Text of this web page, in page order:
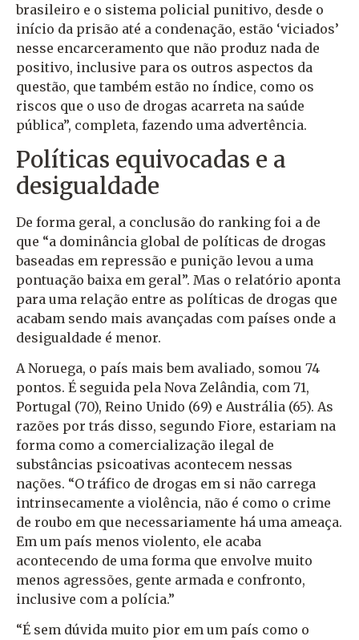
brasileiro e o sistema policial punitivo, desde o
início da prisão até a condenação, estão ‘viciados’
nesse encarceramento que não produz nada de
positivo, inclusive para os outros aspectos da
questão, que também estão no índice, como os
riscos que o uso de drogas acarreta na saúde
pública”, completa, fazendo uma advertência.
Políticas equivocadas e a
desigualdade
De forma geral, a conclusão do ranking foi a de
que “a dominância global de políticas de drogas
baseadas em repressão e punição levou a uma
pontuação baixa em geral”. Mas o relatório aponta
para uma relação entre as políticas de drogas que
acabam sendo mais avançadas com países onde a
desigualdade é menor.
A Noruega, o país mais bem avaliado, somou 74
pontos. É seguida pela Nova Zelândia, com 71,
Portugal (70), Reino Unido (69) e Austrália (65). As
razões por trás disso, segundo Fiore, estariam na
forma como a comercialização ilegal de
substâncias psicoativas acontecem nessas
nações. “O tráfico de drogas em si não carrega
intrinsecamente a violência, não é como o crime
de roubo em que necessariamente há uma ameaça.
Em um país menos violento, ele acaba
acontecendo de uma forma que envolve muito
menos agressões, gente armada e confronto,
inclusive com a polícia.”
“É sem dúvida muito pior em um país como o